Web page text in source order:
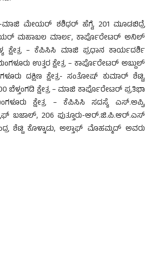
ಮಾಜಿ ಮೇಯರ್ ಶಶಿಧರ್ ಹೆಗ್ಡೆ, 201 ಮೂಡಬಿದ್ರೆ
ಮಹಾಬಲ ಮಾರ್ಲ, ಕಾರ್ಪೊರೇಟರ್ ಅನಿಲ್
ಕ್ಷೇತ್ರ – ಕೆಪಿಸಿಸಿ ಮಾಜಿ ಪ್ರಧಾನ ಕಾರ್ಯದರ್ಶಿ
ಉತ್ತರ ಕ್ಷೇತ್ರ – ಕಾರ್ಪೊರೇಟರ್ ಅಬ್ದುಲ್
ದಕ್ಷಿಣ ಕ್ಷೇತ್ರ- ಸಂತೋಷ್ ಕುಮಾರ್ ಶೆಟ್ಟಿ,
ಬೆಳ್ತಂಗಡಿ ಕ್ಷೇತ್ರ – ಮಾಜಿ ಕಾರ್ಪೊರೇಟರ್ ಪ್ರತಿಭಾ
ಕ್ಷೇತ್ರ – ಕೆಪಿಸಿಸಿ ಸದಸ್ಯೆ ಎಸ್.ಅಪ್ಪಿ,
ಬಜಾಲ್, 206 ಪುತ್ತೂರು-ಆರ್.ಜಿ.ಪಿ.ಆರ್.ಎಸ್
ಶೆಟ್ಟಿ ಕೊಳ್ನಾಡು, ಅಲ್ತಾಫ್ ಮೊಹಮ್ಮದ್ ಅವರು